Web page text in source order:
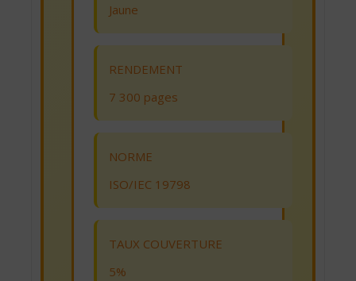
Jaune
RENDEMENT
7 300 pages
NORME
ISO/IEC 19798
TAUX COUVERTURE
5%